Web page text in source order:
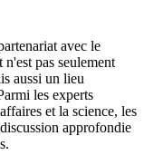
avec le
pas seulement
aussi un lieu
les experts
et la science, les
approfondie